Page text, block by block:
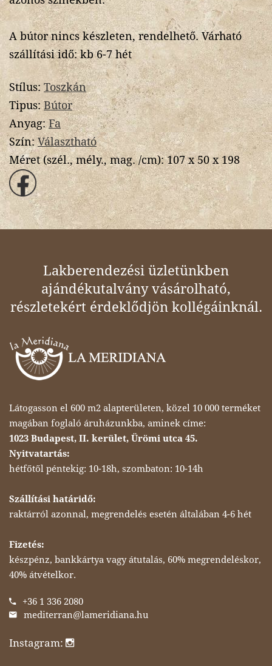
A bútor nincs készleten, rendelhető. Várható
szállítási idő: kb 6-7 hét
Stílus: Toszkán
Tipus:Bútor
Anyag:Fa
Szín:Választható
Méret (szél., mély., mag. /cm):107 x 50 x 198
Lakberendezési üzletünkben
ajándékutalvány vásárolható,
részletekért érdeklődjön kollégáinknál.
Látogasson el 600 m2 alapterületen, közel 10 000 terméket
magában foglaló áruházunkba, aminek címe:
1023 Budapest, II. kerület, Ürömi utca 45.
Nyitvatartás:
hétfőtől péntekig: 10-18h, szombaton: 10-14h
Szállítási határidő:
raktárról azonnal, megrendelés esetén általában 4-6 hét
Fizetés:
készpénz, bankkártya vagy átutalás, 60% megrendeléskor,
40% átvételkor.
+36 1 336 2080
mediterran@lameridiana.hu
Instagram: